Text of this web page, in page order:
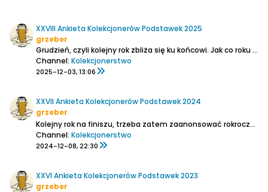
XXVIII Ankieta Kolekcjonerów Podstawek 2025
grzeber
Grudzień, czyli kolejny rok zbliża się ku końcowi. Jak co roku powiadamiam zatem o zbliżającej się Ankiecie Podstawek.
Channel: Kolekcjonerstwo
2025-12-03, 13:06
XXVII Ankieta Kolekcjonerów Podstawek 2024
grzeber
Kolejny rok na finiszu, trzeba zatem zaanonsować rokroczną Ankietę Kolekcjonerów Podstawek.
Channel: Kolekcjonerstwo
2024-12-08, 22:30
XXVI Ankieta Kolekcjonerów Podstawek 2023
grzeber